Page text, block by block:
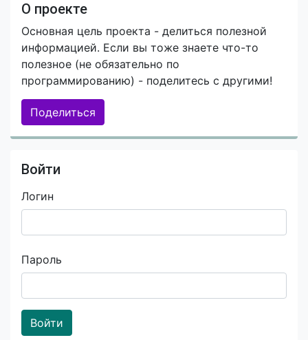
О проекте
Основная цель проекта - делиться полезной
информацией. Если вы тоже знаете что-то
полезное (не обязательно по
программированию) - поделитесь с другими!
Поделиться
Войти
Логин
Пароль
Войти